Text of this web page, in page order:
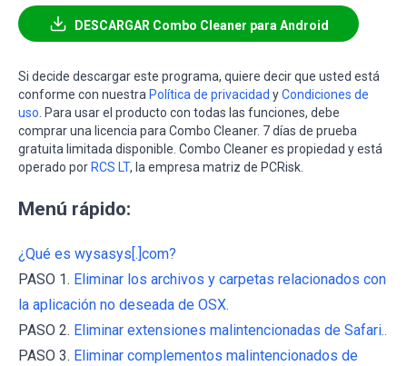
DESCARGAR Combo Cleaner para Android
Si decide descargar este programa, quiere decir que usted está
conforme con nuestra Política de privacidad yCondiciones de
uso. Para usar el producto con todas las funciones, debe
comprar una licencia para Combo Cleaner. 7 días de prueba
gratuita limitada disponible. Combo Cleaner es propiedad y está
operado por RCS LT, la empresa matriz de PCRisk.
Menú rápido:
¿Qué es wysasys[.]com?
PASO 1. Eliminar los archivos y carpetas relacionados con
la aplicación no deseada de OSX.
PASO 2. Eliminar extensiones malintencionadas de Safari..
PASO 3. Eliminar complementos malintencionados de